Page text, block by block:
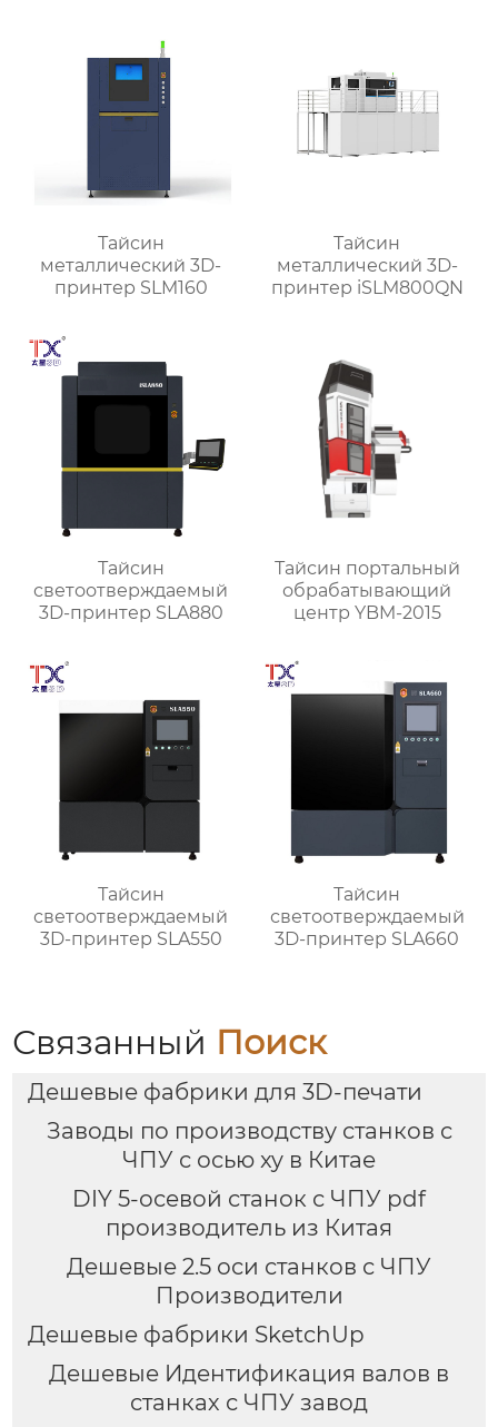
Тайсин
металлический 3D-
принтер SLM160
Тайсин
металлический 3D-
принтер iSLM800QN
Тайсин
светоотверждаемый
3D-принтер SLA880
Тайсин портальный
обрабатывающий
центр YBM-2015
Тайсин
светоотверждаемый
3D-принтер SLA550
Тайсин
светоотверждаемый
3D-принтер SLA660
Связанный Поиск
Дешевые фабрики для 3D-печати
Заводы по производству станков с
ЧПУ с осью xy в Китае
DIY 5-осевой станок с ЧПУ pdf
производитель из Китая
Дешевые 2.5 оси станков с ЧПУ
Производители
Дешевые фабрики SketchUp
Дешевые Идентификация валов в
станках с ЧПУ завод